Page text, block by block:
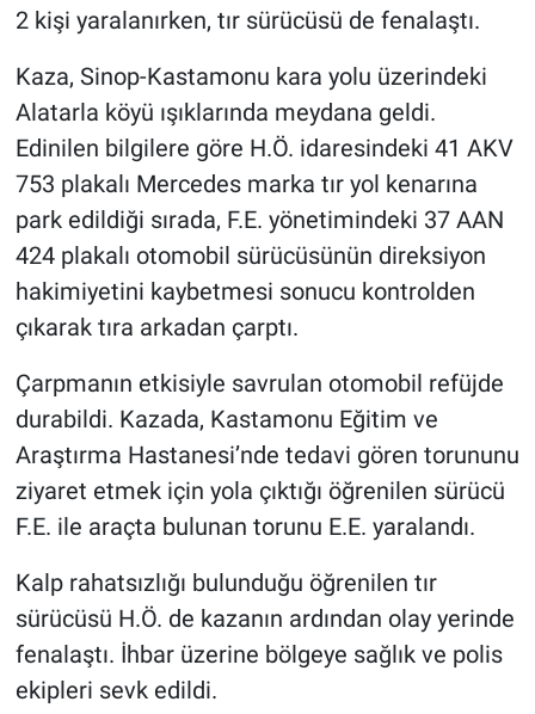
2 kişi yaralanırken, tır sürücüsü de fenalaştı.
Kaza, Sinop-Kastamonu kara yolu üzerindeki
Alatarla köyü ışıklarında meydana geldi.
Edinilen bilgilere göre H.Ö. idaresindeki 41 AKV
753 plakalı Mercedes marka tır yol kenarına
park edildiği sırada, F.E. yönetimindeki 37 AAN
424 plakalı otomobil sürücüsünün direksiyon
hakimiyetini kaybetmesi sonucu kontrolden
çıkarak tıra arkadan çarptı.
Çarpmanın etkisiyle savrulan otomobil refüjde
durabildi. Kazada, Kastamonu Eğitim ve
Araştırma Hastanesi’nde tedavi gören torununu
ziyaret etmek için yola çıktığı öğrenilen sürücü
F.E. ile araçta bulunan torunu E.E. yaralandı.
Kalp rahatsızlığı bulunduğu öğrenilen tır
sürücüsü H.Ö. de kazanın ardından olay yerinde
fenalaştı. İhbar üzerine bölgeye sağlık ve polis
ekipleri sevk edildi.